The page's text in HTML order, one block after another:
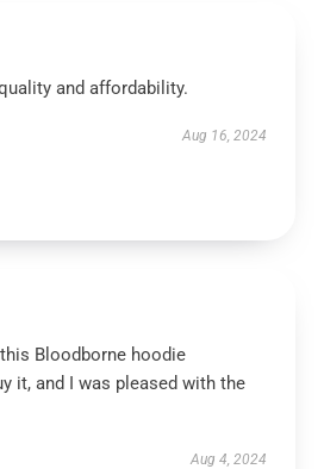
and affordability.
Aug 16, 2024
Bloodborne hoodie
it, and I was pleased with the
Aug 4, 2024